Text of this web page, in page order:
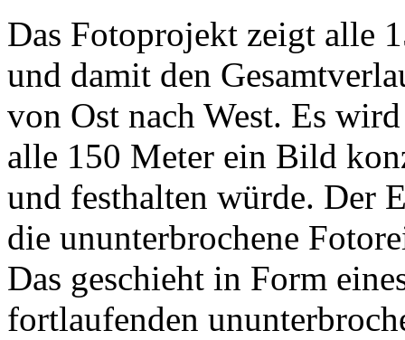
Das Fotoprojekt zeigt alle
und damit den
von Ost nach West. Es
alle 150 Meter ein Bild
und festhalten würde. Der
die ununterbrochene
Das geschieht in Form
fortlaufenden